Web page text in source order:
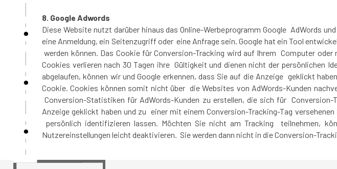
8. Google Adwords
Diese Website nutzt darüber hinaus das Online-Werbeprogramm Google AdWords
eine Anmeldung, ein Seitenzugriff oder eine Anfrage sein. Google hat ein Tool
werden können. Das Cookie für Conversion-Tracking wird auf Ihrem Computer
Cookies verlieren nach 30 Tagen ihre Gültigkeit und dienen nicht der persönlichen
abgelaufen, können wir und Google erkennen, dass Sie auf die Anzeige geklickt
Cookie. Cookies können somit nicht über die Websites von AdWords-Kunden
Conversion-Statistiken für AdWords-Kunden zu erstellen, die sich für
Anzeige geklickt haben und zu einer mit einem Conversion-Tracking-Tag
persönlich identifizieren lassen. Möchten Sie nicht am Tracking teilnehmen,
Nutzereinstellungen leicht deaktivieren. Sie werden dann nicht in die Conversion-